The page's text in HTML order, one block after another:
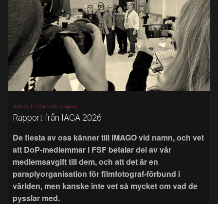
2026-04-17 | Charlotta Tengroth
Rapport från IAGA 2026
De flesta av oss känner till IMAGO vid namn, och vet
att DoP-medlemmar i FSF betalar del av vår
medlemsavgift till dem, och att det är en
paraplyorganisation för filmfotograf-förbund i
världen, men kanske inte vet så mycket om vad de
pysslar med.